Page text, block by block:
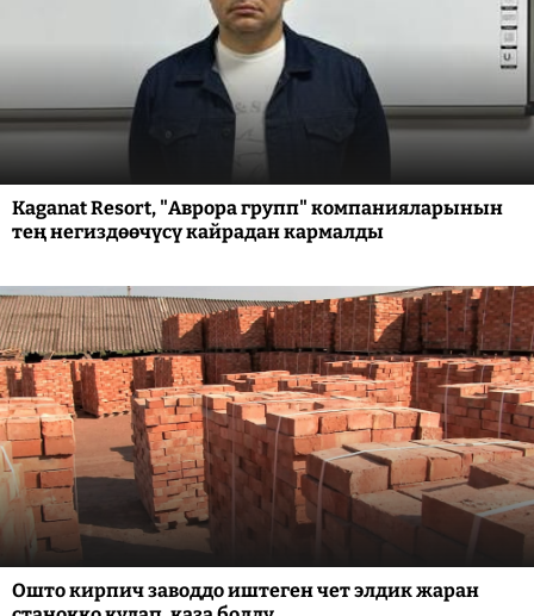
Kaganat Resort, "Аврора групп" компанияларынын
тең негиздөөчүсү кайрадан кармалды
Ошто кирпич заводдо иштеген чет элдик жаран